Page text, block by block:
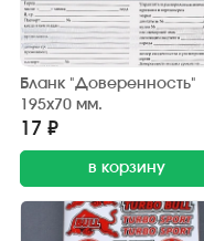
Бланк "Доверенность"
195х70 мм.
17 ₽
в корзину